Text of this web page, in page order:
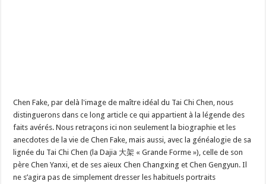
Chen Fake, par delà l'image de maître idéal du Tai Chi Chen, nous
distinguerons dans ce long article ce qui appartient à la légende des
faits avérés. Nous retraçons ici non seulement la biographie et les
anecdotes de la vie de Chen Fake, mais aussi, avec la généalogie de sa
lignée du Tai Chi Chen (la Dajia 大架 « Grande Forme »), celle de son
père Chen Yanxi, et de ses aïeux Chen Changxing et Chen Gengyun. Il
ne s’agira pas de simplement dresser les habituels portraits